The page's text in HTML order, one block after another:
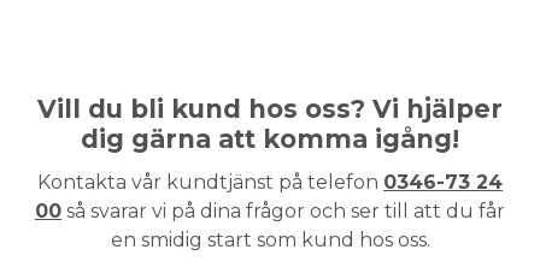
Vill du bli kund hos oss? Vi hjälper
dig gärna att komma igång!
Kontakta vår kundtjänst på telefon 0346-73 24
00 så svarar vi på dina frågor och ser till att du får
en smidig start som kund hos oss.